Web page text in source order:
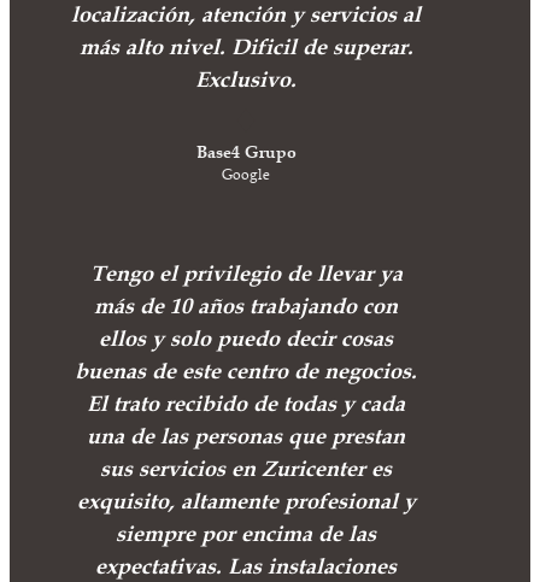
localización, atención y servicios al
más alto nivel. Dificil de superar.
Exclusivo.
Base4 Grupo
Google
Tengo el privilegio de llevar ya
más de 10 años trabajando con
ellos y solo puedo decir cosas
buenas de este centro de negocios.
El trato recibido de todas y cada
una de las personas que prestan
sus servicios en Zuricenter es
exquisito, altamente profesional y
siempre por encima de las
expectativas. Las instalaciones